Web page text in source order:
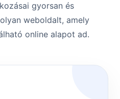
gyorsan és
weboldalt, amely
online alapot ad.